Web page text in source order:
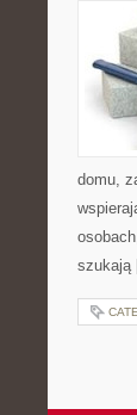
domu,